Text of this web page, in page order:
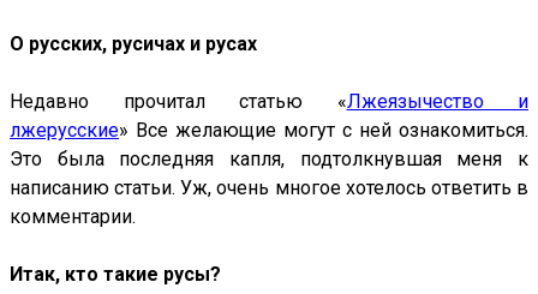
О русских, русичах и русах
Недавно прочитал статью «Лжеязычество и
лжерусские» Все желающие могут с ней ознакомиться.
Это была последняя капля, подтолкнувшая меня к
написанию статьи. Уж, очень многое хотелось ответить в
комментарии.
Итак, кто такие русы?